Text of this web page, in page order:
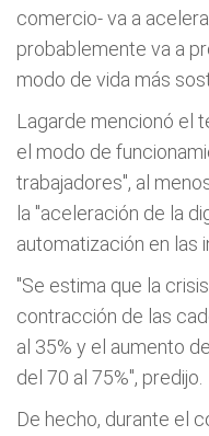
comercio- va a
probablemente va a
modo de vida más
Lagarde mencionó el
el modo de
trabajadores", al
la "aceleración de la
automatización en las
"Se estima que la
contracción de las
al 35% y el aumento
del 70 al 75%", predijo.
De hecho, durante el